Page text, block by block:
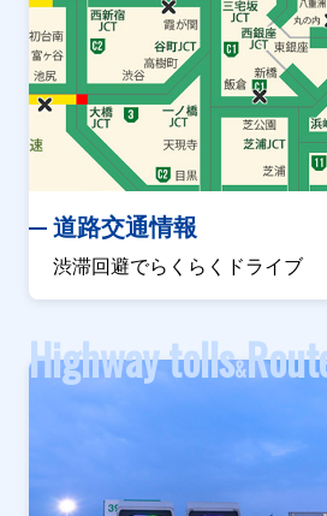
道路交通情報
渋滞回避でらくらくドライブ
Highway tolls&